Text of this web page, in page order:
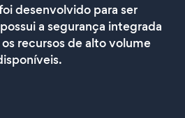
desenvolvido para ser
a segurança integrada
recursos de alto volume